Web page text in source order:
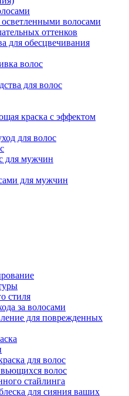
волосами
оттенков
для обесцвечивания
волос
для волос
краска с эффектом
для волос
для мужчин
для мужчин
стиля
за волосами
для поврежденных
для волос
волос
стайлинга
для сияния ваших